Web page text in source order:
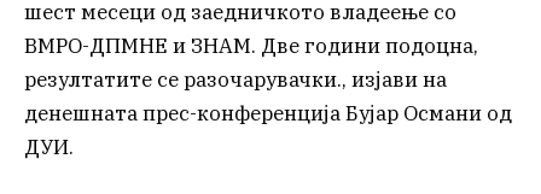
шест месеци од заедничкото владеење со
ВМРО-ДПМНЕ и ЗНАМ. Две години подоцна,
резултатите се разочарувачки., изјави на
денешната прес-конференција Бујар Османи од
ДУИ.